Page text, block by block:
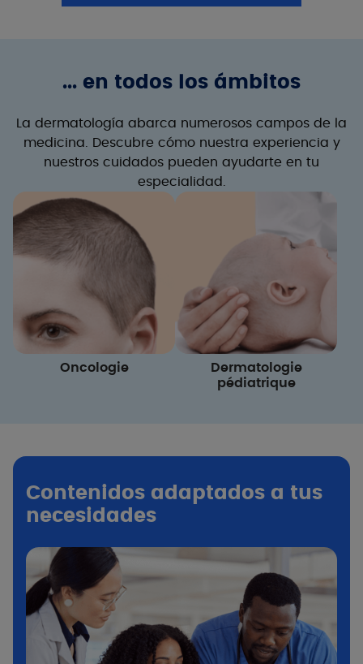
... en todos los ámbitos
La dermatología abarca numerosos campos de la
medicina. Descubre cómo nuestra experiencia y
nuestros cuidados pueden ayudarte en tu
especialidad.
Oncologie
Dermatologie
pédiatrique
Contenidos adaptados a tus
necesidades​